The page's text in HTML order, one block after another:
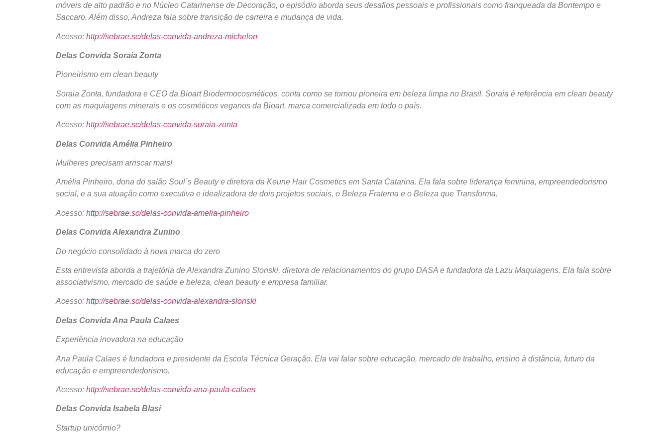
móveis de alto padrão e no Núcleo Catarinense de Decoração, o episódio aborda seus desafios pessoais e profissionais como franqueada da Bontempo e
Saccaro. Além disso, Andreza fala sobre transição de carreira e mudança de vida.
Acesso: http://sebrae.sc/delas-convida-andreza-michelon
Delas Convida Soraia Zonta
Pioneirismo em clean beauty
Soraia Zonta, fundadora e CEO da Bioart Biodermocosméticos, conta como se tornou pioneira em beleza limpa no Brasil. Soraia é referência em clean beauty
com as maquiagens minerais e os cosméticos veganos da Bioart, marca comercializada em todo o país.
Acesso: http://sebrae.sc/delas-convida-soraia-zonta
Delas Convida Amélia Pinheiro
Mulheres precisam arriscar mais!
Amélia Pinheiro, dona do salão Soul´s Beauty e diretora da Keune Hair Cosmetics em Santa Catarina. Ela fala sobre liderança feminina, empreendedorismo
social, e a sua atuação como executiva e idealizadora de dois projetos sociais, o Beleza Fraterna e o Beleza que Transforma.
Acesso: http://sebrae.sc/delas-convida-amelia-pinheiro
Delas Convida Alexandra Zunino
Do negócio consolidado à nova marca do zero
Esta entrevista aborda a trajetória de Alexandra Zunino Slonski, diretora de relacionamentos do grupo DASA e fundadora da Lazu Maquiagens. Ela fala sobre
associativismo, mercado de saúde e beleza, clean beauty e empresa familiar.
Acesso: http://sebrae.sc/delas-convida-alexandra-slonski
Delas Convida Ana Paula Calaes
Experiência inovadora na educação
Ana Paula Calaes é fundadora e presidente da Escola Técnica Geração. Ela vai falar sobre educação, mercado de trabalho, ensino à distância, futuro da
educação e empreendedorismo.
Acesso: http://sebrae.sc/delas-convida-ana-paula-calaes
Delas Convida Isabela Blasi
Startup unicórnio?